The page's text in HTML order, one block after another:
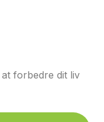
forbedre dit liv